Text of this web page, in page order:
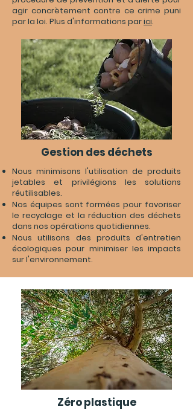
agir concrètement contre ce crime puni
par la loi. Plus d'informations parici​.
Gestion des déchets
Nous minimisons l'utilisation de produits
jetables et privilégions les solutions
réutilisables.
Nos équipes sont formées pour favoriser
le recyclage et la réduction des déchets
dans nos opérations quotidiennes.
Nous utilisons des produits d'entretien
écologiques pour minimiser les impacts
sur l'environnement.
Zéro plastique